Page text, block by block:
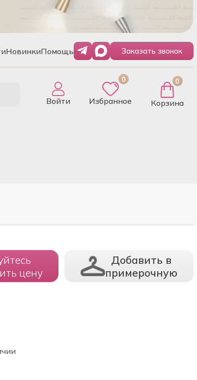
НовинкиПомощь Заказать звонок
Войти
0
Избранное
0
Корзина
цену
Добавить в
примерочную